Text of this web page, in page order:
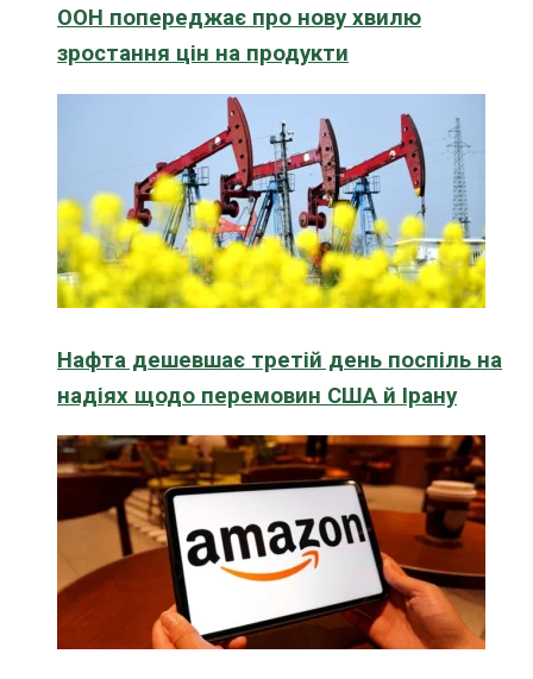
ООН попереджає про нову хвилю
зростання цін на продукти
Нафта дешевшає третій день поспіль на
надіях щодо перемовин США й Ірану